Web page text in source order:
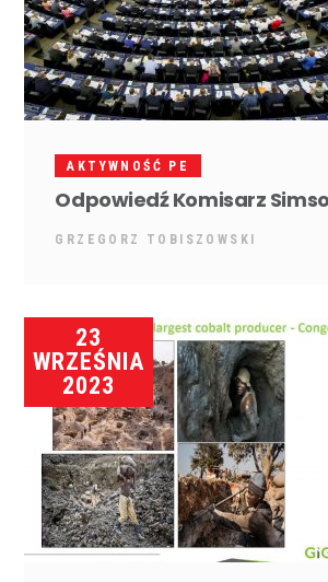
AKTYWNOŚĆ PE
Odpowiedź Komisarz
GRZEGORZ TOBISZOWSKI
23
WRZEŚNIA
2023